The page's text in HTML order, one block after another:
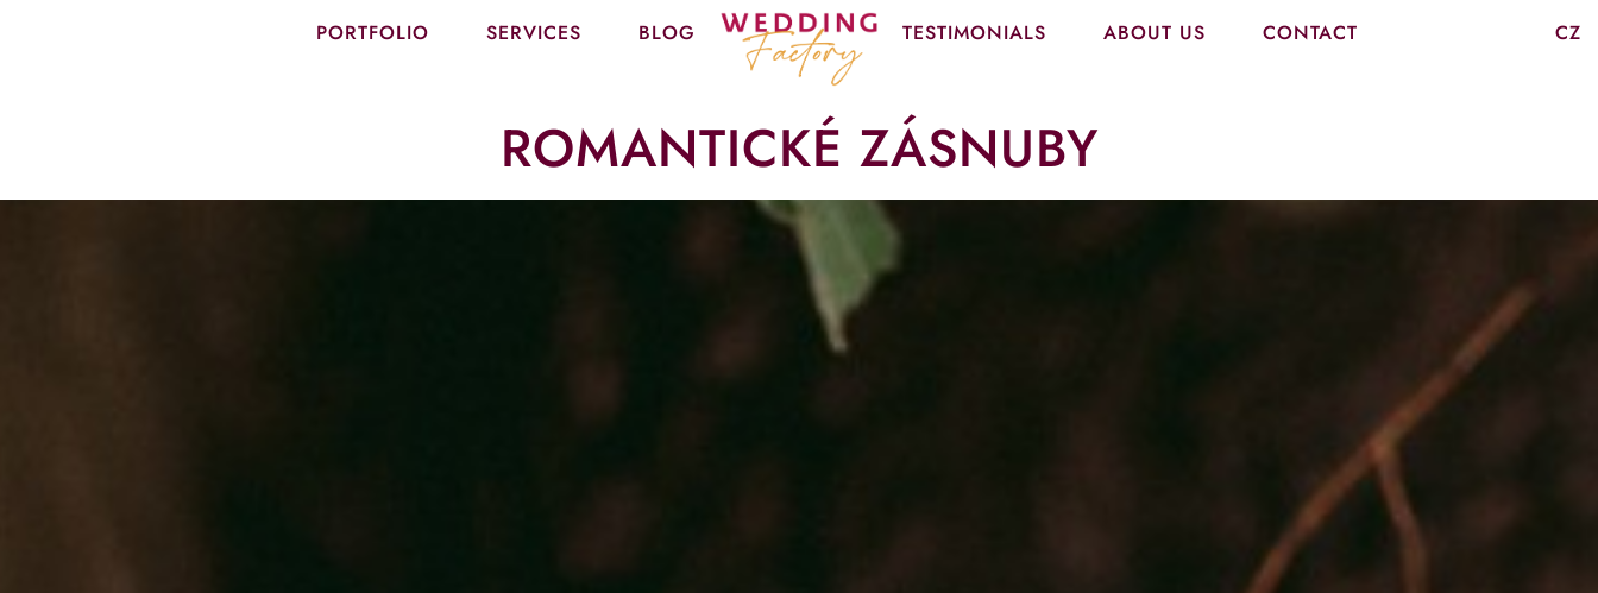
PORTFOLIO SERVICES BLOG TESTIMONIALS ABOUT US CONTACT CZ
ROMANTICKÉ ZÁSNUBY